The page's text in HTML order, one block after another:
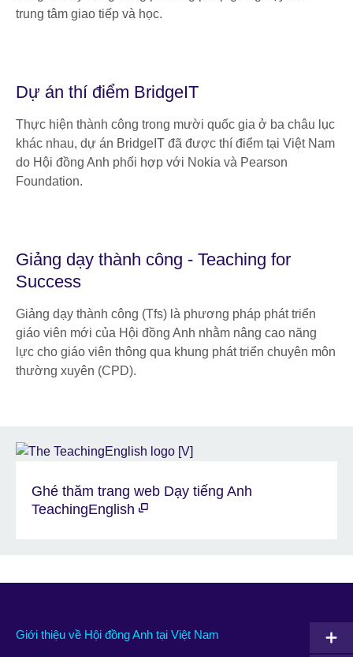
trung tâm giao tiếp và học.
Dự án thí điểm BridgeIT
Thực hiện thành công trong mười quốc gia ở ba châu lục
khác nhau, dự án BridgeIT đã được thí điểm tại Việt Nam
do Hội đồng Anh phối hợp với Nokia và Pearson
Foundation.
Giảng dạy thành công - Teaching for
Success
Giảng dạy thành công (Tfs) là phương pháp phát triển
giáo viên mới của Hội đồng Anh nhằm nâng cao năng
lực cho giáo viên thông qua khung phát triển chuyên môn
thường xuyên (CPD).
Ghé thăm trang web Dạy tiếng Anh
TeachingEnglish
Giới thiệu về Hội đồng Anh tại Việt Nam